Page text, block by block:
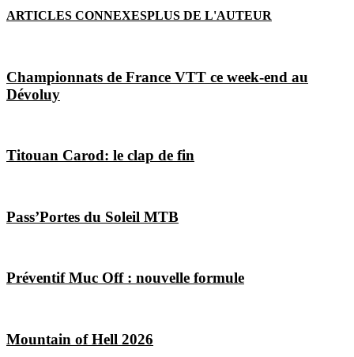
ARTICLES CONNEXESPLUS DE L'AUTEUR
Championnats de France VTT ce week-end au
Dévoluy
Titouan Carod: le clap de fin
Pass’Portes du Soleil MTB
Préventif Muc Off : nouvelle formule
Mountain of Hell 2026